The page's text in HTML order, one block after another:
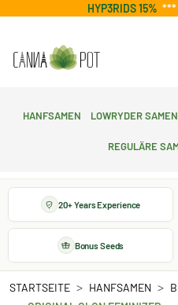
HYP3RIDS 15% ***
Hanfsamen Lowryder Samen
Reguläre
20+ Years Experience
Bonus Seeds
STARTSEITE HANFSAMEN